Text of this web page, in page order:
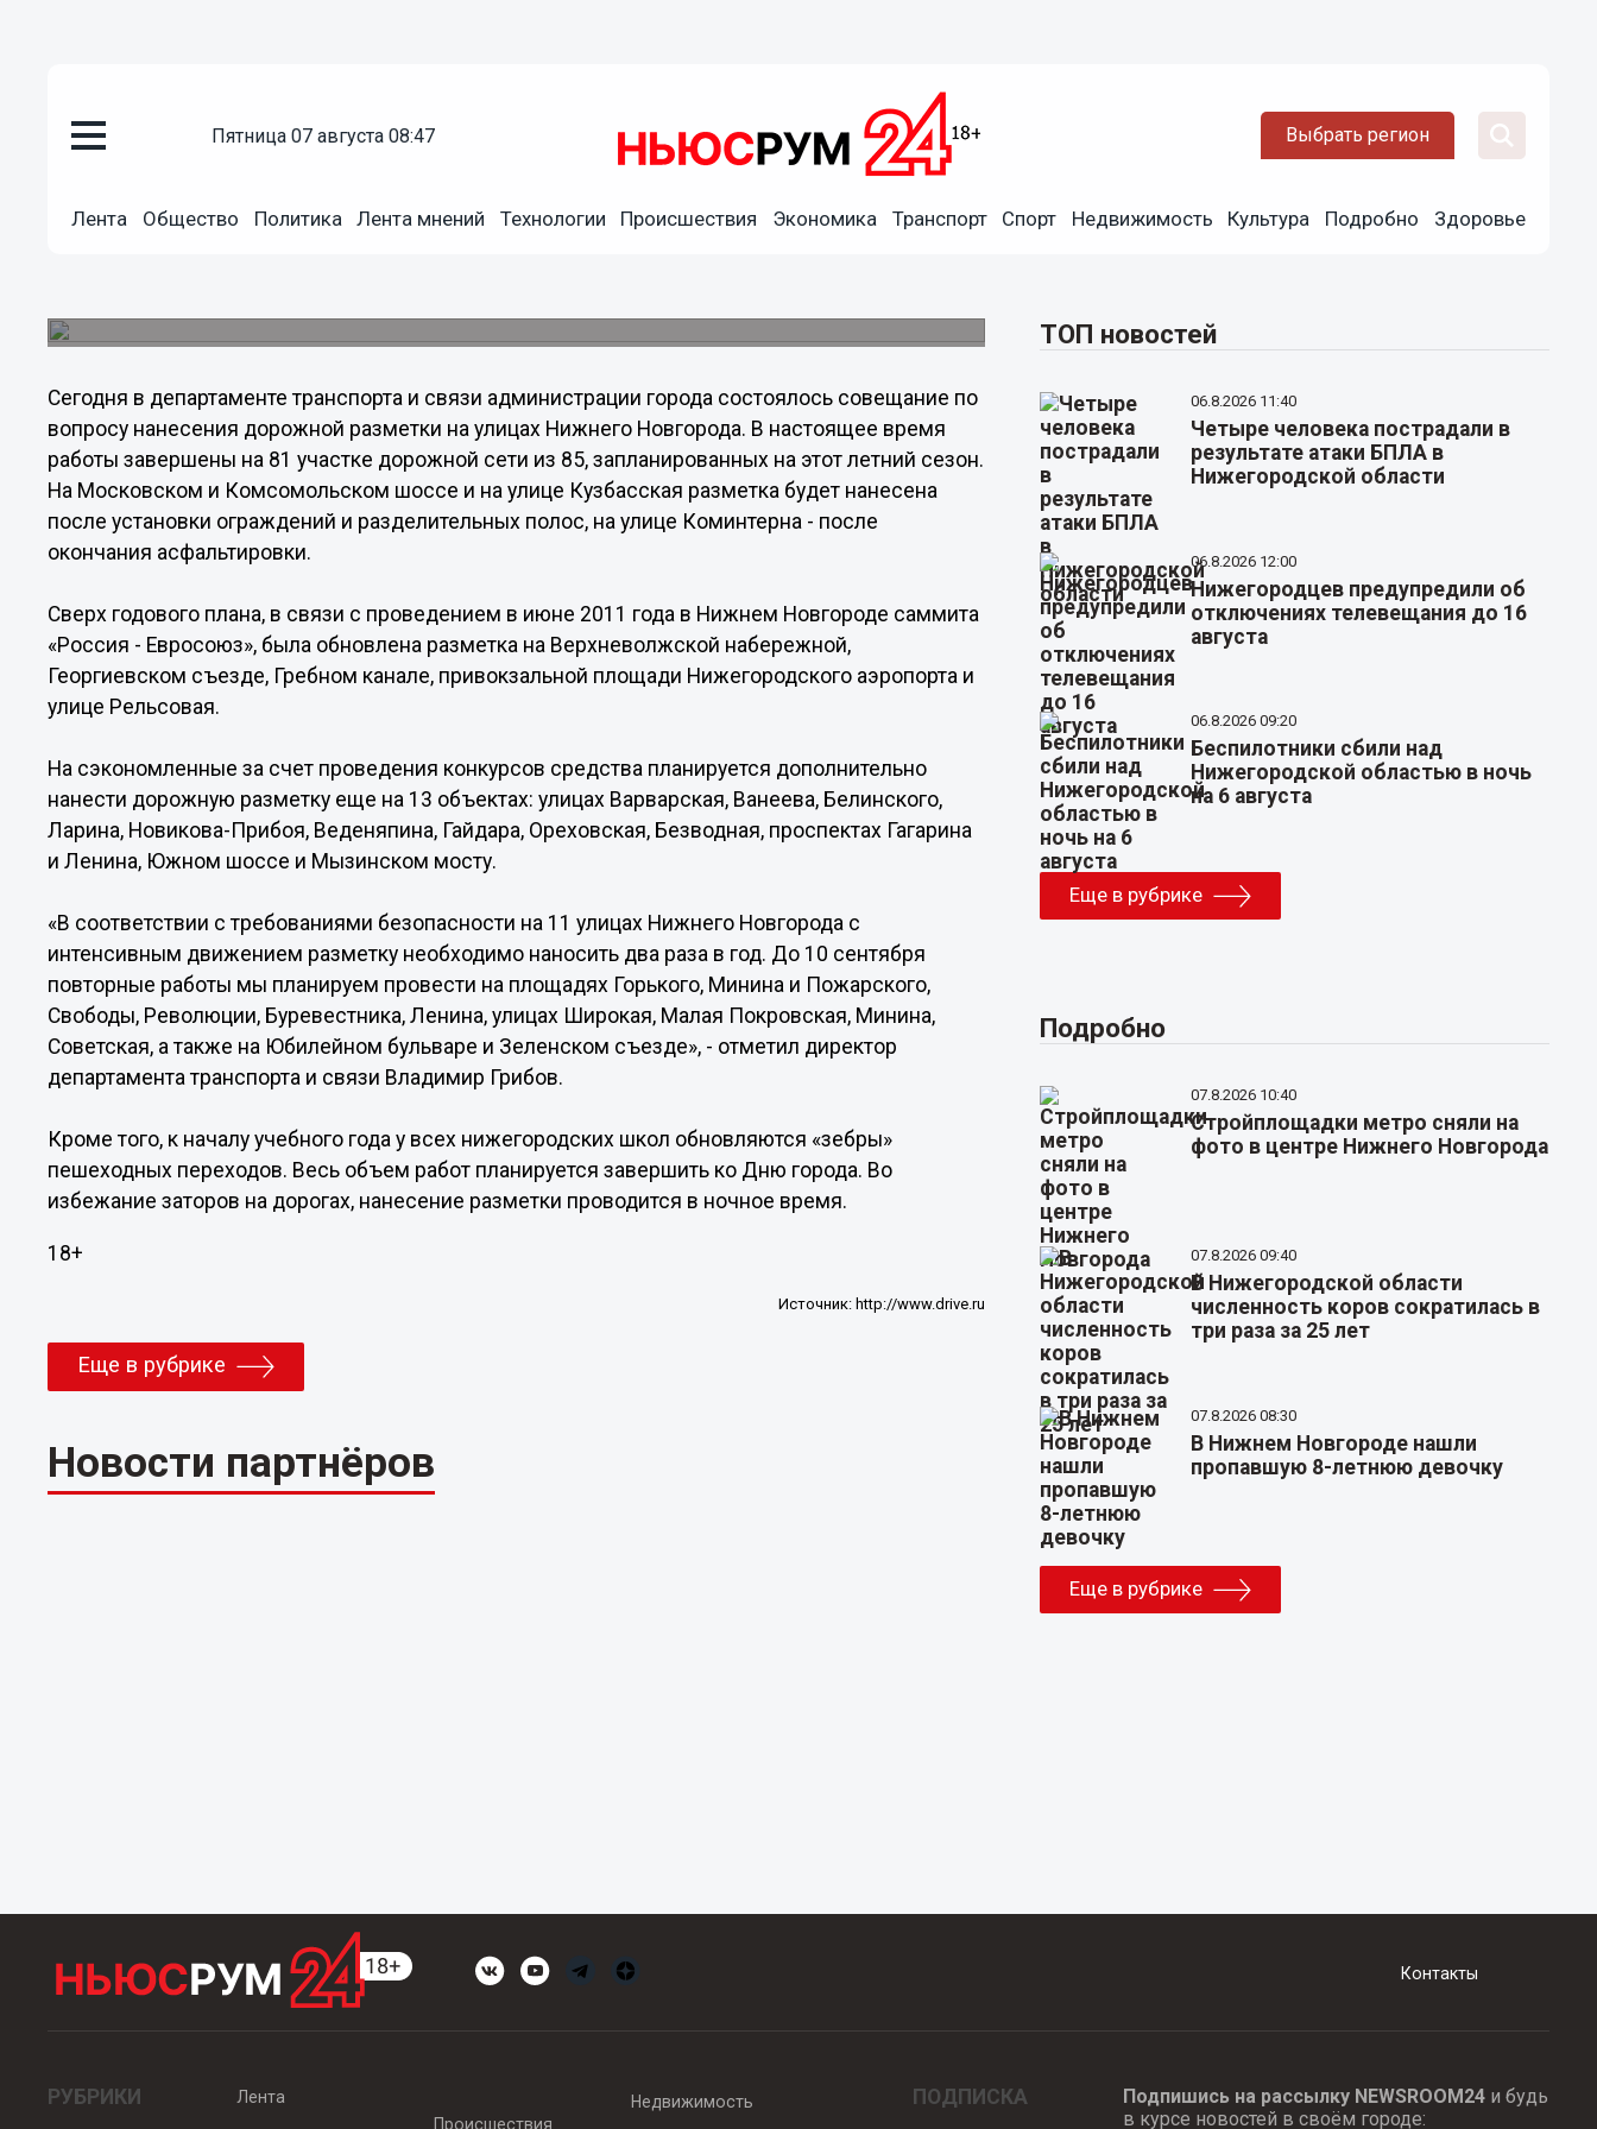
пятница 07 августа 08:47 Выбрать регион
Лента Общество Политика Лента мнений Технологии Происшествия Экономика Транспорт Спорт Недвижимость Культура Подробно Здоровье
Дополнительная разметка будет нанесена на 13
Сегодня в департаменте транспорта и связи администрации города состоялось совещание по
вопросу нанесения дорожной разметки на улицах Нижнего Новгорода. В настоящее время
работы завершены на 81 участке дорожной сети из 85, запланированных на этот летний сезон.
На Московском и Комсомольском шоссе и на улице Кузбасская разметка будет нанесена
после установки ограждений и разделительных полос, на улице Коминтерна - после
окончания асфальтировки.
Сверх годового плана, в связи с проведением в июне 2011 года в Нижнем Новгороде саммита
«Россия - Евросоюз», была обновлена разметка на Верхневолжской набережной,
Георгиевском съезде, Гребном канале, привокзальной площади Нижегородского аэропорта и
улице Рельсовая.
На сэкономленные за счет проведения конкурсов средства планируется дополнительно
нанести дорожную разметку еще на 13 объектах: улицах Варварская, Ванеева, Белинского,
Ларина, Новикова-Прибоя, Веденяпина, Гайдара, Ореховская, Безводная, проспектах Гагарина
и Ленина, Южном шоссе и Мызинском мосту.
«В соответствии с требованиями безопасности на 11 улицах Нижнего Новгорода с
интенсивным движением разметку необходимо наносить два раза в год. До 10 сентября
повторные работы мы планируем провести на площадях Горького, Минина и Пожарского,
Свободы, Революции, Буревестника, Ленина, улицах Широкая, Малая Покровская, Минина,
Советская, а также на Юбилейном бульваре и Зеленском съезде», - отметил директор
департамента транспорта и связи Владимир Грибов.
Кроме того, к началу учебного года у всех нижегородских школ обновляются «зебры»
пешеходных переходов. Весь объем работ планируется завершить ко Дню города. Во
избежание заторов на дорогах, нанесение разметки проводится в ночное время.
18+
Источник: http://www.drive.ru
Еще в рубрике
Новости партнёров
ТОП новостей
06.8.2026 11:40
Четыре человека пострадали в
результате атаки БПЛА в
Нижегородской области
06.8.2026 12:00
Нижегородцев предупредили об
отключениях телевещания до 16
августа
06.8.2026 09:20
Беспилотники сбили над
Нижегородской областью в ночь
на 6 августа
Еще в рубрике
Подробно
07.8.2026 10:40
Стройплощадки метро сняли на
фото в центре Нижнего Новгорода
07.8.2026 09:40
В Нижегородской области
численность коров сократилась в
три раза за 25 лет
07.8.2026 08:30
В Нижнем Новгороде нашли
пропавшую 8-летнюю девочку
Еще в рубрике
Контакты
РУБРИКИ
Лента
Происшествия
Недвижимость ПОДПИСКА Подпишись на рассылку NEWSROOM24и будь
в курсе новостей в своём городе: